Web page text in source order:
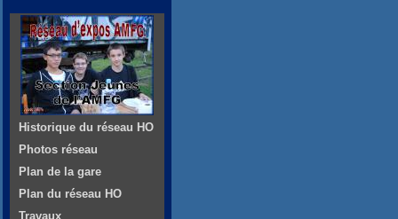
Historique du réseau HO
Photos réseau
Plan de la gare
Plan du réseau HO
Travaux